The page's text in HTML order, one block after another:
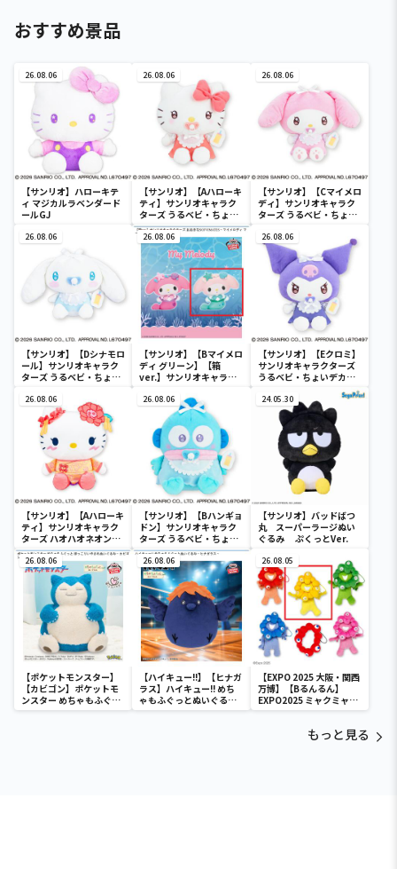
おすすめ景品
26.08.06
【サンリオ】ハローキテ
ィ マジカルラベンダード
ールGJ
26.08.06
【サンリオ】【Aハローキ
ティ】サンリオキャラク
ターズ うるベビ・ちょい
デカドール
26.08.06
【サンリオ】【Cマイメロ
ディ】サンリオキャラク
ターズ うるベビ・ちょい
26.08.06
【サンリオ】【Dシナモロ
ール】サンリオキャラク
ターズ うるベビ・ちょい
26.08.06
【サンリオ】【Bマイメロ
ディ グリーン】【箱
ver.】サンリオキャラク
SOFVIMATES～マイメロ
ディ マーメイドver. ～
26.08.06
【サンリオ】【Eクロミ】
サンリオキャラクターズ
うるベビ・ちょいデカド
26.08.06
【サンリオ】【Aハローキ
ティ】サンリオキャラク
ターズ ハオハオネオンタ
ウンドールBIGタイプ1
26.08.06
【サンリオ】【Bハンギョ
ドン】サンリオキャラク
ターズ うるベビ・ちょい
デカドール
24.05.30
【サンリオ】バッドばつ
丸 スーパーラージぬい
ぐるみ ぷくっとVer.
26.08.06
【ポケットモンスター】
【カビゴン】ポケットモ
ンスター めちゃもふぐっ
と ほっこりいやされぬい
26.08.06
【ハイキュー!!】【ヒナガ
ラス】ハイキュー!! めち
ゃもふぐっとぬいぐるみ
～ヒナガラス～
26.08.05
【EXPO 2025 大阪・関西
万博】【Bるんるん】
EXPO2025 ミャクミャク
カラフルゴム紐付きぬい
もっと見る